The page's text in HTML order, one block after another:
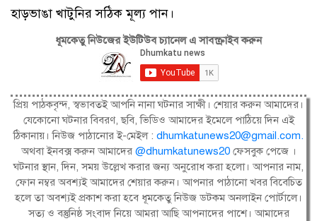
হাড়ভাঙা খাটুনির সঠিক মূল্য পান।
ধূমকেতু নিউজের ইউটিউব চ্যানেল এ সাবস্ক্রাইব করুন
প্রিয় পাঠকবৃন্দ, স্বভাবতই আপনি নানা ঘটনার সাক্ষী। শেয়ার করুন আমাদের।
যেকোনো ঘটনার বিবরণ, ছবি, ভিডিও আমাদের ইমেলে পাঠিয়ে দিন এই
ঠিকানায়। নিউজ পাঠানোর ই-মেইল : dhumkatunews20@gmail.com.
অথবা ইনবক্স করুন আমাদের@dhumkatunews20 ফেসবুক পেজে ।
ঘটনার স্থান, দিন, সময় উল্লেখ করার জন্য অনুরোধ করা হলো। আপনার নাম,
ফোন নম্বর অবশ্যই আমাদের শেয়ার করুন। আপনার পাঠানো খবর বিবেচিত
হলে তা অবশ্যই প্রকাশ করা হবে ধূমকেতু নিউজ ডটকম অনলাইন পোর্টালে।
সত্য ও বস্তুনিষ্ঠ সংবাদ নিয়ে আমরা আছি আপনাদের পাশে। আমাদের